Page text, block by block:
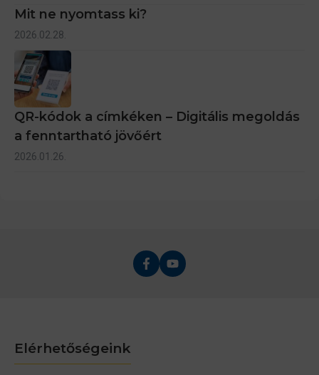
Mit ne nyomtass ki?
2026.02.28.
QR-kódok a címkéken – Digitális megoldás
a fenntartható jövőért
2026.01.26.
Elérhetőségeink